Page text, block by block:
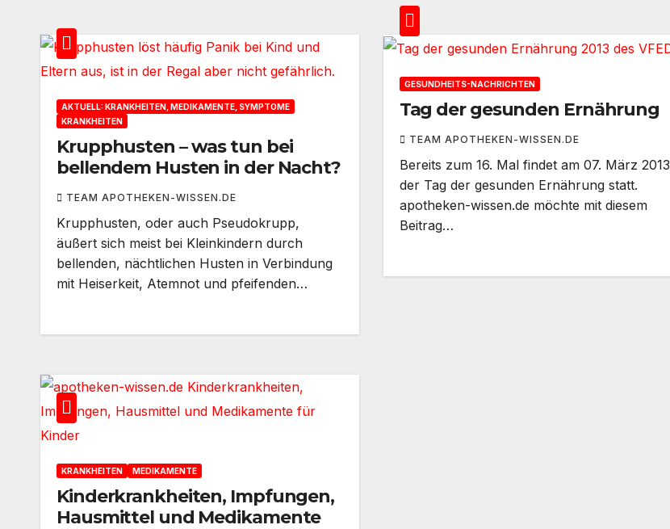
AKTUELL: KRANKHEITEN, MEDIKAMENTE, SYMPTOME
KRANKHEITEN
Krupphusten – was tun bei
bellendem Husten in der Nacht?
TEAM APOTHEKEN-WISSEN.DE
Krupphusten, oder auch Pseudokrupp,
äußert sich meist bei Kleinkindern durch
bellenden, nächtlichen Husten in Verbindung
mit Heiserkeit, Atemnot und pfeifenden…
GESUNDHEITS-NACHRICHTEN
Tag der gesunden Ernährung
TEAM APOTHEKEN-WISSEN.DE
Bereits zum 16. Mal findet am 07. März 2013
der Tag der gesunden Ernährung statt.
apotheken-wissen.de möchte mit diesem
Beitrag…
KRANKHEITEN MEDIKAMENTE
Kinderkrankheiten, Impfungen,
Hausmittel und Medikamente